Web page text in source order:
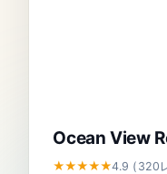
Ocean View
★★★★★4.9 (320